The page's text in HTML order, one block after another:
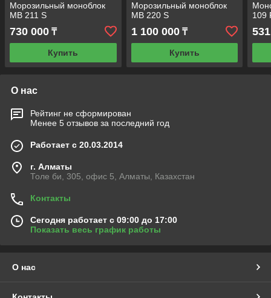
Морозильный моноблок
MB 211 S
730 000 ₸
Купить
Морозильный моноблок
MB 220 S
1 100 000₸
Купить
109
О нас
Рейтинг не сформирован
Менее 5 отзывов за последний год
Работает с 20.03.2014
г. Алматы
Толе би, 305, офис 5, Алматы, Казахстан
Контакты
Сегодня работает с 09:00 до 17:00
Показать весь график работы
О нас